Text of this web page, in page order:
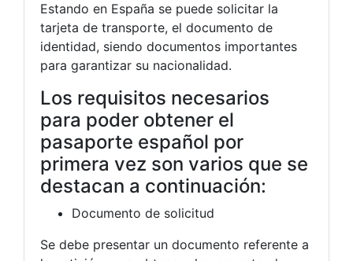
Estando en España se puede solicitar la
tarjeta de transporte, el documento de
identidad, siendo documentos importantes
para garantizar su nacionalidad.
Los requisitos necesarios
para poder obtener el
pasaporte español por
primera vez son varios que se
destacan a continuación:
Documento de solicitud
Se debe presentar un documento referente a